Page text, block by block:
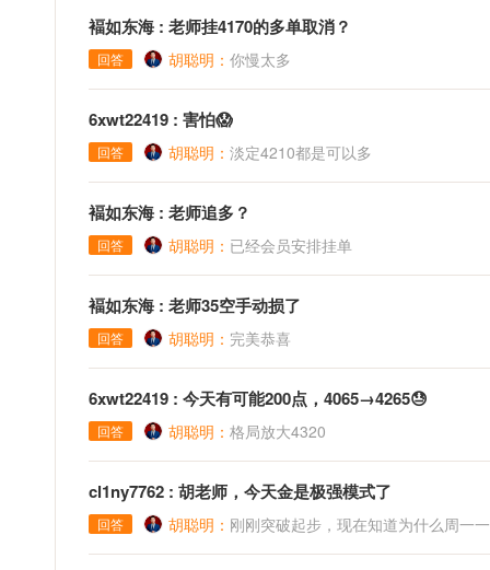
褔如东海 : 老师挂4170的多单取消？
回答 胡聪明： 你慢太多
6xwt22419 : 害怕😱
回答 胡聪明： 淡定4210都是可以多
褔如东海 : 老师追多？
回答 胡聪明： 已经会员安排挂单
褔如东海 : 老师35空手动损了
回答 胡聪明： 完美恭喜
6xwt22419 : 今天有可能200点，4065→4265😓
回答 胡聪明： 格局放大4320
cl1ny7762 : 胡老师，今天金是极强模式了
回答 胡聪明： 刚刚突破起步，现在知道为什么周一